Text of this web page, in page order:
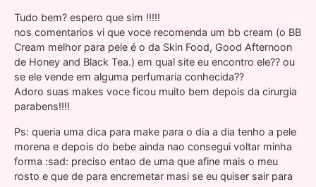
Tudo bem? espero que sim !!!!!
nos comentarios vi que voce recomenda um bb cream (o BB
Cream melhor para pele é o da Skin Food, Good Afternoon
de Honey and Black Tea.) em qual site eu encontro ele?? ou
se ele vende em alguma perfumaria conhecida??
Adoro suas makes voce ficou muito bem depois da cirurgia
parabens!!!!
Ps: queria uma dica para make para o dia a dia tenho a pele
morena e depois do bebe ainda nao consegui voltar minha
forma :sad: preciso entao de uma que afine mais o meu
rosto e que de para encremetar masi se eu quiser sair para